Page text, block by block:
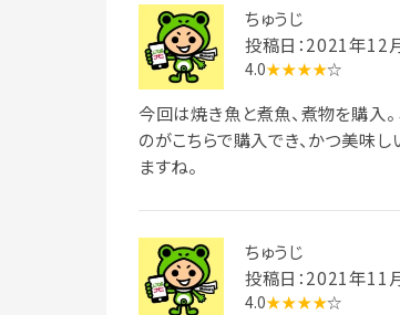
ちゅうじ
投稿日：2021年12
4.0★★★★☆
今回は焼き魚と煮魚、煮物を購入
のがこちらで購入でき、かつ美味し
ますね。
ちゅうじ
投稿日：2021年11
4.0★★★★☆